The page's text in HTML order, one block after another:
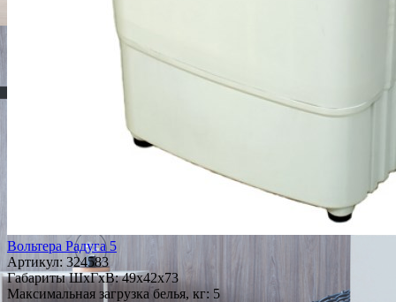
Вольтера Радуга 5
Артикул: 324583
Габариты ШxГxВ: 49x42x73
Максимальная загрузка белья, кг: 5